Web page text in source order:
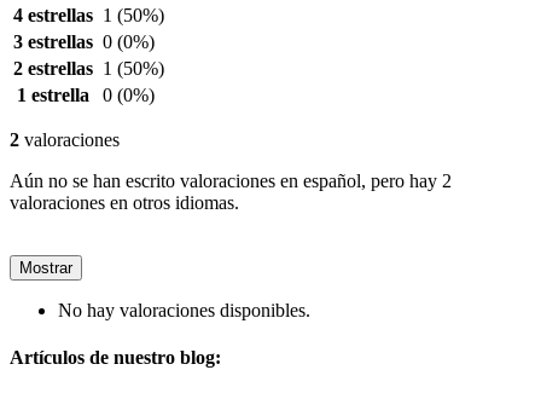
4 estrellas 1 (50%)
3 estrellas 0 (0%)
2 estrellas 1 (50%)
1 estrella
0 (0%)
2 valoraciones
Aún no se han escrito valoraciones en español, pero hay 2
valoraciones en otros idiomas.
Mostrar
No hay valoraciones disponibles.
Artículos de nuestro blog: